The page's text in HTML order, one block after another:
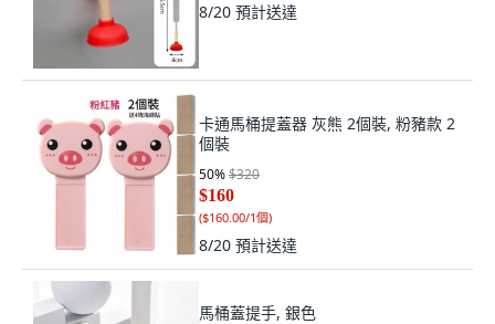
8/20 預計送達
卡通馬桶提蓋器 灰熊 2個裝, 粉豬款 2
個裝
50%$320
$160
($160.00/1個)
8/20 預計送達
馬桶蓋提手, 銀色